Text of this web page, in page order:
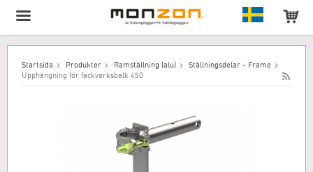
Produkten har lagts till i varukorgen!
Startsida Produkter Ramställning (alu)
Ställningsdelar - Frame
Upphängning för fackverksbalk 450